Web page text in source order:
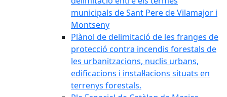
municipals de Sant Pere de Vilamajor i
Montseny
Plànol de delimitació de les franges de
protecció contra incendis forestals de
les urbanitzacions, nuclis urbans,
edificacions i instal·lacions situats en
terrenys forestals.